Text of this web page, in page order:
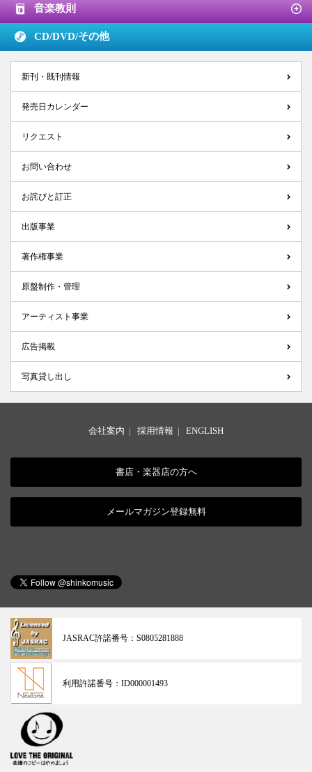
音楽教則
CD/DVD/その他
新刊・既刊情報
発売日カレンダー
リクエスト
お問い合わせ
お詫びと訂正
出版事業
著作権事業
原盤制作・管理
アーティスト事業
広告掲載
写真貸し出し
会社案内 | 採用情報 | ENGLISH
書店・楽器店の方へ
メールマガジン登録無料
JASRAC許諾番号： S0805281888
利用許諾番号： ID000001493